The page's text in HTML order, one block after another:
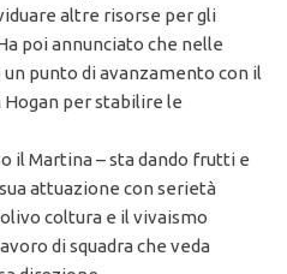
altre risorse per gli
poi annunciato che nelle
punto di avanzamento con il
Hogan per stabilire le
il Martina – sta dando frutti e
attuazione con serietà
coltura e il vivaismo
di squadra che veda